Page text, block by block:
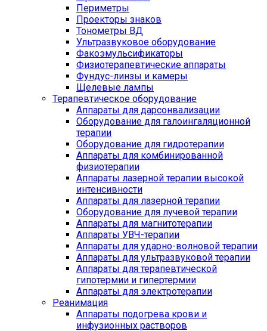
Периметры
Проекторы знаков
Тонометры ВД
Ультразвуковое оборудование
Факоэмульсификаторы
Физиотерапевтические аппараты
Фундус-линзы и камеры
Щелевые лампы
Терапевтическое оборудование
Аппараты для дарсонвализации
Оборудование для галоингаляционной
терапии
Оборудование для гидротерапии
Аппараты для комбинированной
физиотерапии
Аппараты лазерной терапии высокой
интенсивности
Аппараты для лазерной терапии
Оборудование для лучевой терапии
Аппараты для магнитотерапии
Аппараты УВЧ-терапии
Аппараты для ударно-волновой терапии
Аппараты для ультразвуковой терапии
Аппараты для терапевтической
гипотермии и гипертермии
Аппараты для электротерапии
Реанимация
Аппараты подогрева крови и
инфузионных растворов